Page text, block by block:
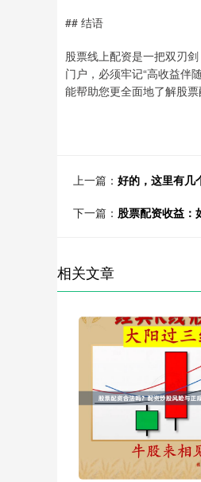
## 结语
股票线上配资是一把双刃
门户，必须牢记“高收益伴
能帮助您更全面地了解股票
上一篇： 好的，这里有几
下一篇： 股票配资收益：
相关文章